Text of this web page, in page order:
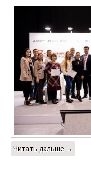
Читать дальше →